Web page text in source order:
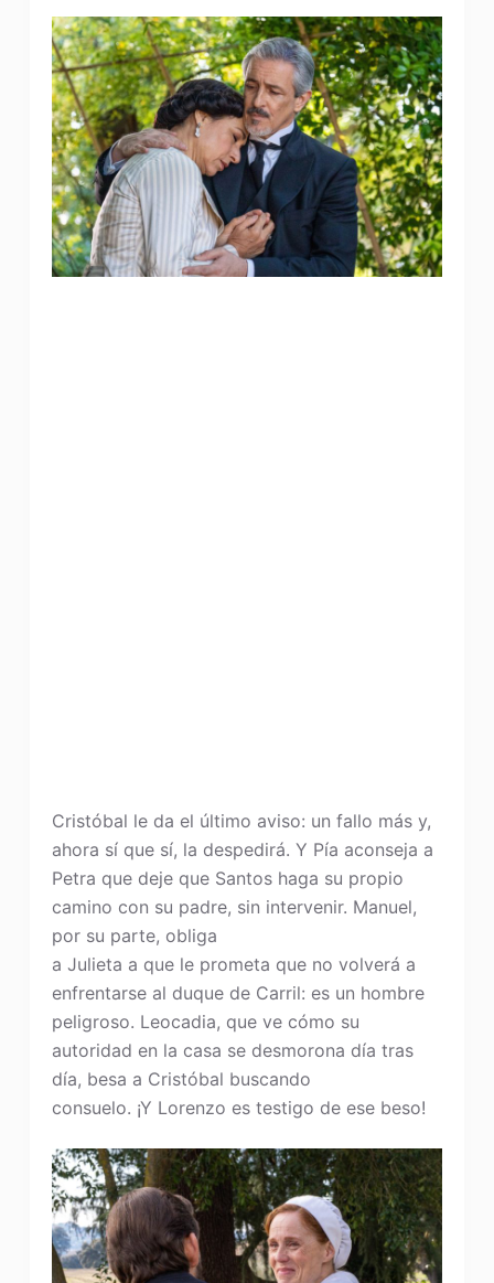
Cristóbal le da el último aviso: un fallo más y,
ahora sí que sí, la despedirá. Y Pía aconseja a
Petra que deje que Santos haga su propio
camino con su padre, sin intervenir. Manuel,
por su parte, obliga
a Julieta a que le prometa que no volverá a
enfrentarse al duque de Carril: es un hombre
peligroso. Leocadia, que ve cómo su
autoridad en la casa se desmorona día tras
día, besa a Cristóbal buscando
consuelo. ¡Y Lorenzo es testigo de ese beso!